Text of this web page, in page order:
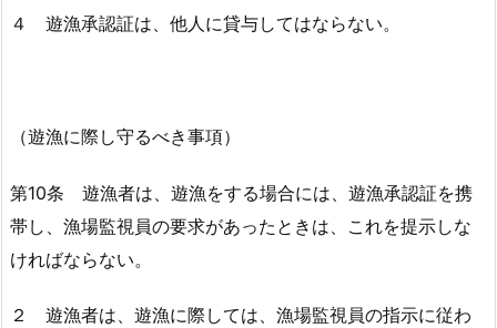
４ 遊漁承認証は、他人に貸与してはならない。
（遊漁に際し守るべき事項）
第10条 遊漁者は、遊漁をする場合には、遊漁承認証を携
帯し、漁場監視員の要求があったときは、これを提示しな
ければならない。
２ 遊漁者は、遊漁に際しては、漁場監視員の指示に従わ